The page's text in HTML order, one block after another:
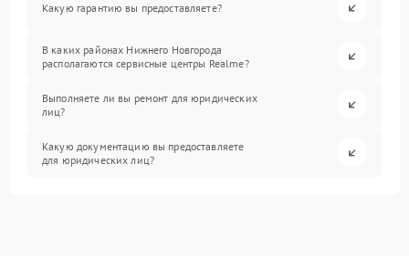
Какую гарантию вы предоставляете?
В каких районах Нижнего Новгорода
располагаются сервисные центры Realme?
Выполняете ли вы ремонт для юридических
лиц?
Какую документацию вы предоставляете
для юридических лиц?